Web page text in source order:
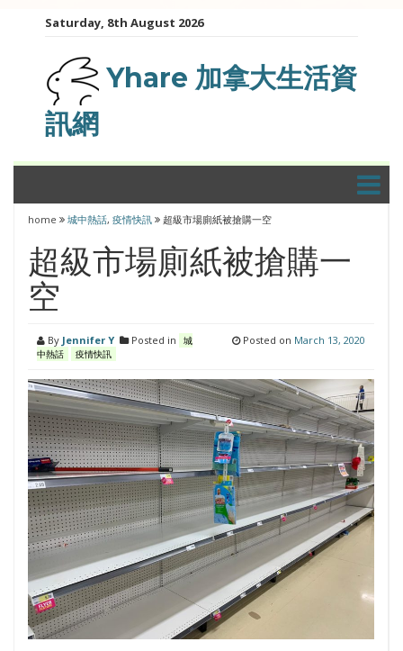
Saturday, 8th August 2026
Yhare 加拿大生活資
訊網
home 城中熱話, 疫情快訊 超級市場廁紙被搶購一空
超級市場廁紙被搶購一
空
By Jennifer Y Posted in
城
中熱話
疫情快訊
Posted on March 13, 2020